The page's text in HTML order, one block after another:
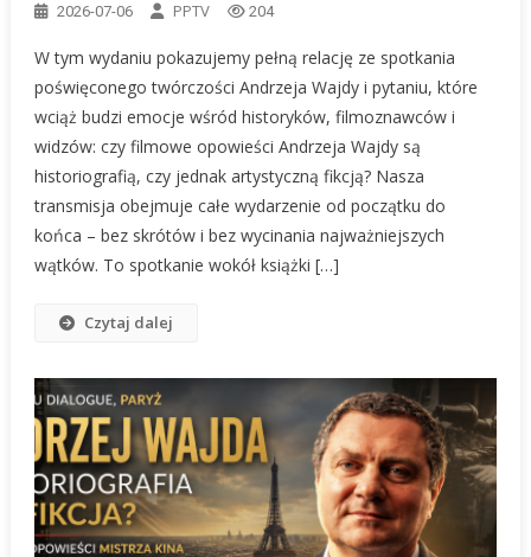
2026-07-06 PPTV 204
W tym wydaniu pokazujemy pełną relację ze spotkania
poświęconego twórczości Andrzeja Wajdy i pytaniu, które
wciąż budzi emocje wśród historyków, filmoznawców i
widzów: czy filmowe opowieści Andrzeja Wajdy są
historiografią, czy jednak artystyczną fikcją? Nasza
transmisja obejmuje całe wydarzenie od początku do
końca – bez skrótów i bez wycinania najważniejszych
wątków. To spotkanie wokół książki […]
Czytaj dalej